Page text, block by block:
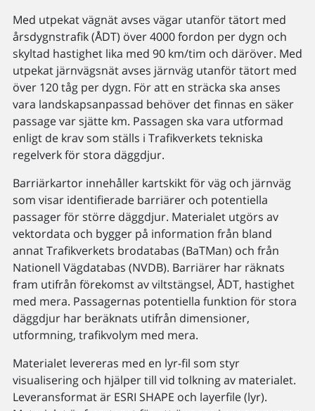
Med utpekat vägnät avses vägar utanför tätort med
årsdygnstrafik (ÅDT) över 4000 fordon per dygn och
skyltad hastighet lika med 90 km/tim och däröver. Med
utpekat järnvägsnät avses järnväg utanför tätort med
över 120 tåg per dygn. För att en sträcka ska anses
vara landskapsanpassad behöver det finnas en säker
passage var sjätte km. Passagen ska vara utformad
enligt de krav som ställs i Trafikverkets tekniska
regelverk för stora däggdjur.
Barriärkartor innehåller kartskikt för väg och järnväg
som visar identifierade barriärer och potentiella
passager för större däggdjur. Materialet utgörs av
vektordata och bygger på information från bland
annat Trafikverkets brodatabas (BaTMan) och från
Nationell Vägdatabas (NVDB). Barriärer har räknats
fram utifrån förekomst av viltstängsel, ÅDT, hastighet
med mera. Passagernas potentiella funktion för stora
däggdjur har beräknats utifrån dimensioner,
utformning, trafikvolym med mera.
Materialet levereras med en lyr-fil som styr
visualisering och hjälper till vid tolkning av materialet.
Leveransformat är ESRI SHAPE och layerfile (lyr).